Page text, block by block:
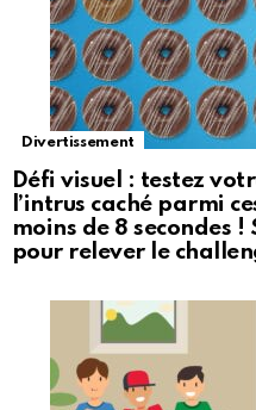
Divertissement
Défi visuel : testez
l’intrus caché parmi
moins de 8 secondes
pour relever le